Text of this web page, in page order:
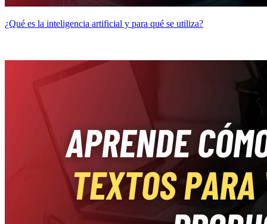
¿Qué es la inteligencia artificial y para qué se utiliza?